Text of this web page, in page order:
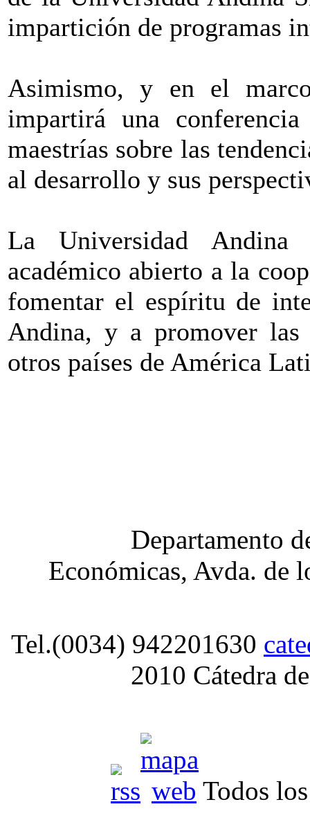
impartición de programas
Asimismo, y en el
impartirá una
maestrías sobre las
al desarrollo y sus
La Universidad
académico abierto a la
fomentar el espíritu de
Andina, y a promover las
otros países de América
Departamento
Económicas, Avda. de
Tel.(0034) 942201630
2010 Cátedra
Todos